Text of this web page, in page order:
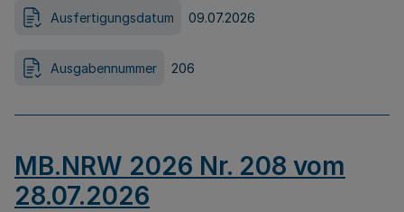
Ausfertigungsdatum 09.07.2026
Ausgabennummer 206
MB.NRW 2026 Nr. 208 vom
28.07.2026